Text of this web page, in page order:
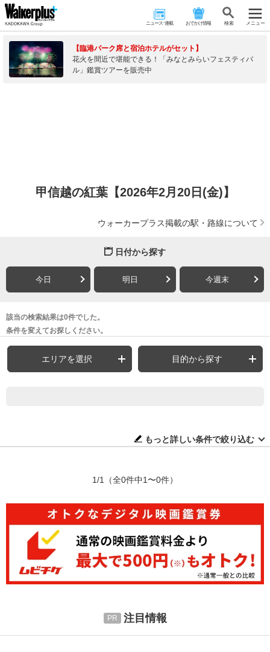
ニュース･連載 おでかけ情報 検 索 メニュー
【臨港パーク席と宿泊ホテルがセット】
花火を間近で堪能できる！「みなとみらいフェスティバ
ル」鑑賞ツアーを販売中
甲信越の紅葉【2026年2月20日(金)】
ウォーカープラス掲載の駅・路線について
日付から探す
今日 明日 今週末
該当の検索結果は0件でした。
条件を変えてお探しください。
エリアを選択 目的から探す
もっと詳しい条件で絞り込む
1/1 （全0件中1〜0件）
注目情報